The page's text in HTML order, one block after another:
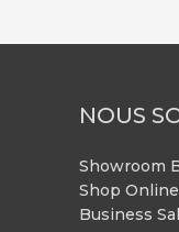
NOUS
Showroom
Shop Online
Business